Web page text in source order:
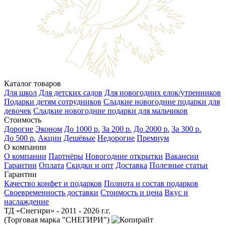
Каталог товаров
Для школ Для детских садов Для новогодних елок/утренников
Подарки детям сотрудников Сладкие новогодние подарки для
девочек Сладкие новогодние подарки для мальчиков
Стоимость
Дорогие Эконом До 1000 р. За 200 р. До 2000 р. За 300 р.
До 500 р. Акции Дешёвые Недорогие Премиум
О компании
О компании Партнёры Новогодние открытки Вакансии
Гарантии Оплата Скидки и опт Доставка Полезные статьи
Гарантии
Качество конфет и подарков Полнота и состав подарков
Своевременность доставки Стоимость и цена Вкус и
наслаждение
ТД «Снегири» - 2011 - 2026 г.г.
(Торговая марка "СНЕГИРИ")